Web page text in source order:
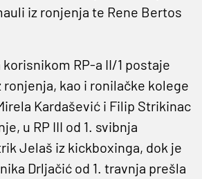
iz ronjenja te Rene Bertos
RP-a II/1 postaje
ronjenja, kao i ronilačke kolege
Kardašević i Filip Strikinac
u RP III od 1. svibnja
Jelaš iz kickboxinga, dok je
Drljačić od 1. travnja prešla